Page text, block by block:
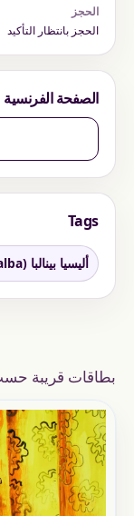
الحجز
الحجز بانتظار التأكيد
الصفحة الفرنسية
Tags
أليسيا بينالبا (Alicia Penalba)
بطاقات قريبة